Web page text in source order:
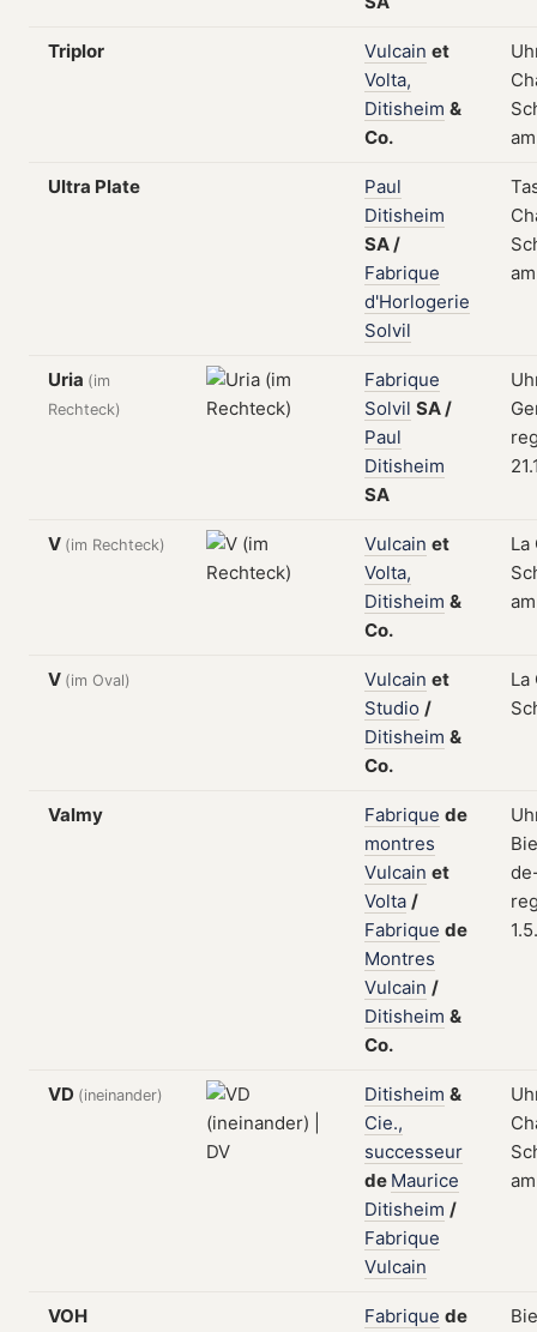
Triplor Vulcain et
Volta,
Ditisheim &
Co.
Ultra Plate
Paul
Ditisheim
SA/
Fabrique
d'Horlogerie
Solvil
Uria (im
Rechteck)
Fabrique
Solvil SA/
Paul
Ditisheim
SA
V (im Rechteck) Vulcain et
Volta,
Ditisheim &
Co.
La
V (im Oval) Vulcain et
Studio /
Ditisheim &
Co.
La
Valmy Fabrique de
montres
Vulcain et
Volta /
Fabrique de
Montres
Vulcain /
Ditisheim &
Co.
VD (ineinander) Ditisheim &
Cie.,
successeur
de Maurice
Ditisheim /
Fabrique
Vulcain
VOH Fabrique de